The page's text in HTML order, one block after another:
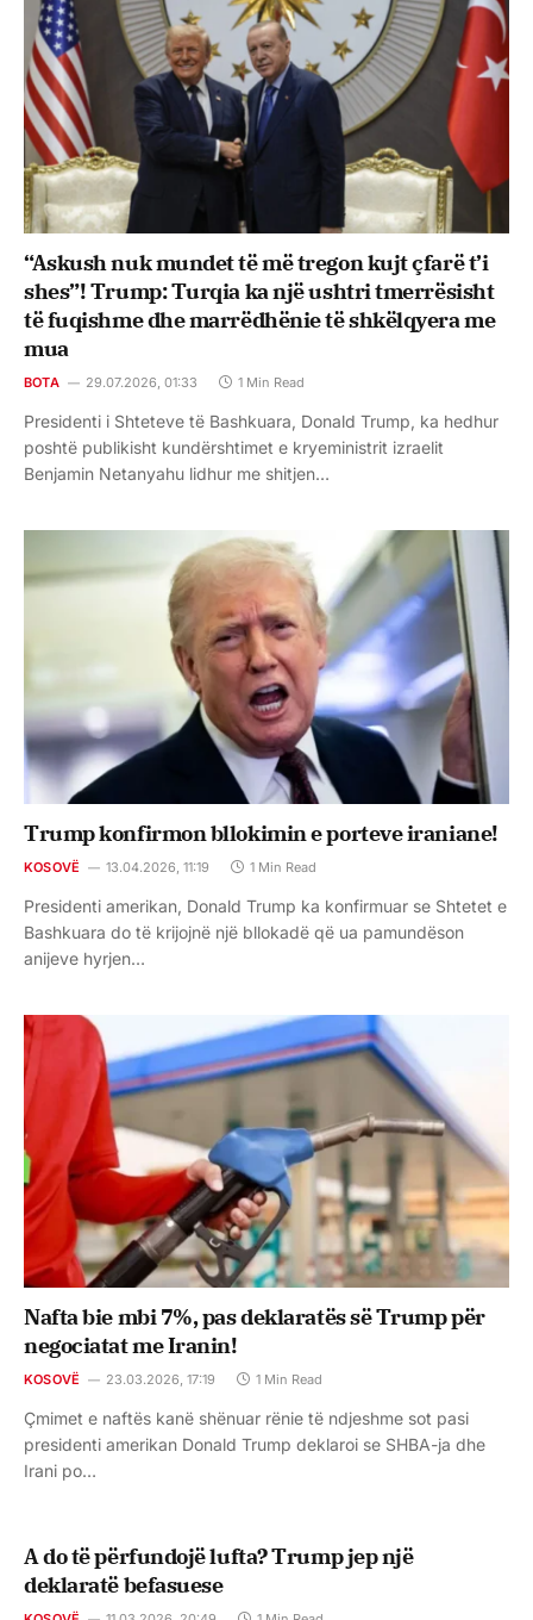
“Askush nuk mundet të më tregon kujt çfarë t’i
shes”! Trump: Turqia ka një ushtri tmerrësisht
të fuqishme dhe marrëdhënie të shkëlqyera me
mua
BOTA 29.07.2026, 01:33 1 Min Read
Presidenti i Shteteve të Bashkuara, Donald Trump, ka hedhur
poshtë publikisht kundërshtimet e kryeministrit izraelit
Benjamin Netanyahu lidhur me shitjen…
Trump konfirmon bllokimin e porteve iraniane!
KOSOVË 13.04.2026, 11:19 1 Min Read
Presidenti amerikan, Donald Trump ka konfirmuar se Shtetet e
Bashkuara do të krijojnë një bllokadë që ua pamundëson
anijeve hyrjen…
Nafta bie mbi 7%, pas deklaratës së Trump për
negociatat me Iranin!
KOSOVË 23.03.2026, 17:19 1 Min Read
Çmimet e naftës kanë shënuar rënie të ndjeshme sot pasi
presidenti amerikan Donald Trump deklaroi se SHBA-ja dhe
Irani po…
A do të përfundojë lufta? Trump jep një
deklaratë befasuese